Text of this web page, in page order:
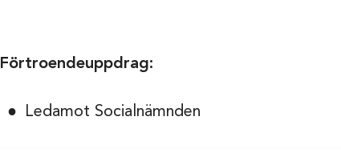
Förtroendeuppdrag:
Ledamot Socialnämnden